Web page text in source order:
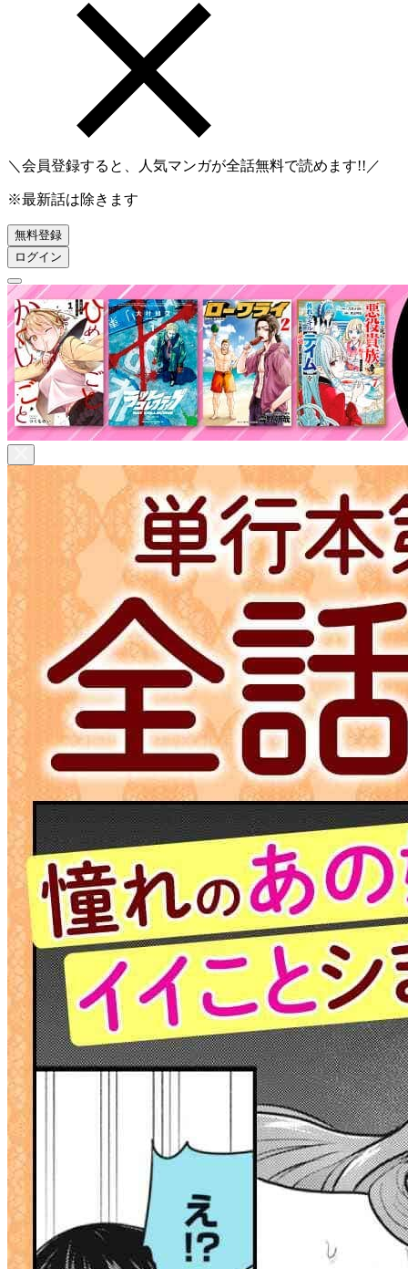
＼会員登録すると、人気マンガが全話無料で読めます!!／
※最新話は除きます
無料登録
ログイン